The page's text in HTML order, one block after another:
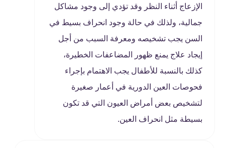
الإزعاج أثناء النظر وقد تؤدي إلى وجود مشاكل
جمالية، ولذلك في حالة وجود انحراف بسيط في
السن يجب تشخيصه ومعرفة السبب من أجل
إيجاد علاج يمنع ظهور المضاعفات الخطيرة،
كذلك بالنسبة للأطفال يجب الاهتمام بإجراء
فحوصات العين الدورية في أعمار صغيرة
لتشخيص بعض أمراض العيون التي قد تكون
بسيطة مثل انحراف العين.